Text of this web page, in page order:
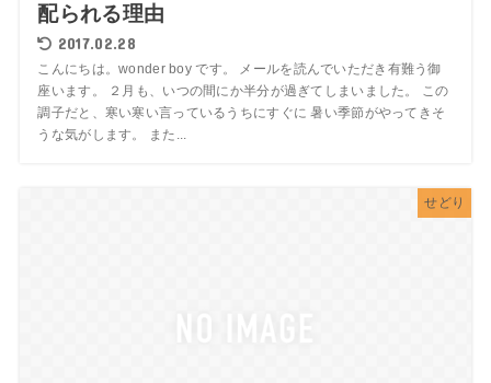
配られる理由
2017.02.28
こんにちは。wonder boy です。 メールを読んでいただき有難う御
座います。 ２月も、いつの間にか半分が過ぎてしまいました。 この
調子だと、寒い寒い言っているうちにすぐに 暑い季節がやってきそ
うな気がします。 また...
せどり